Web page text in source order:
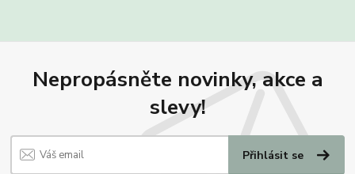
Nepropásněte novinky, akce a
slevy!
Přihlásit se